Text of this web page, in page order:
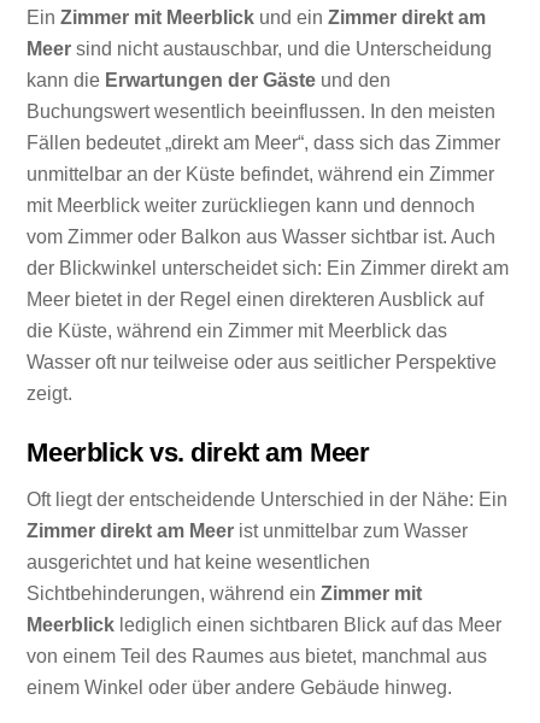
EinZimmer mit Meerblick und einZimmer direkt am
Meer sind nicht austauschbar, und die Unterscheidung
kann die Erwartungen der Gäste und den
Buchungswert wesentlich beeinflussen. In den meisten
Fällen bedeutet „direkt am Meer“, dass sich das Zimmer
unmittelbar an der Küste befindet, während ein Zimmer
mit Meerblick weiter zurückliegen kann und dennoch
vom Zimmer oder Balkon aus Wasser sichtbar ist. Auch
der Blickwinkel unterscheidet sich: Ein Zimmer direkt am
Meer bietet in der Regel einen direkteren Ausblick auf
die Küste, während ein Zimmer mit Meerblick das
Wasser oft nur teilweise oder aus seitlicher Perspektive
zeigt.
Meerblick vs. direkt am Meer
Oft liegt der entscheidende Unterschied in der Nähe: Ein
Zimmer direkt am Meer ist unmittelbar zum Wasser
ausgerichtet und hat keine wesentlichen
Sichtbehinderungen, während einZimmer mit
Meerblick lediglich einen sichtbaren Blick auf das Meer
von einem Teil des Raumes aus bietet, manchmal aus
einem Winkel oder über andere Gebäude hinweg.